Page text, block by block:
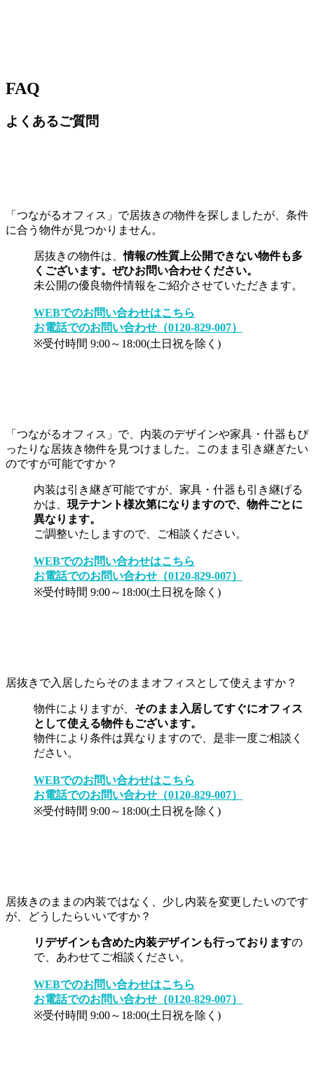
FAQ
よくあるご質問
「つながるオフィス」で居抜きの物件を探しましたが、条件
に合う物件が見つかりません。
居抜きの物件は、情報の性質上公開できない物件も多
くございます。ぜひお問い合わせください。
未公開の優良物件情報をご紹介させていただきます。
WEBでのお問い合わせはこちら
お電話でのお問い合わせ（0120-829-007）
※受付時間 9:00～18:00(土日祝を除く)
「つながるオフィス」で、内装のデザインや家具・什器もぴ
ったりな居抜き物件を見つけました。このまま引き継ぎたい
のですが可能ですか？
内装は引き継ぎ可能ですが、家具・什器も引き継げる
かは、 現テナント様次第になりますので、物件ごとに
異なります。
ご調整いたしますので、ご相談ください。
WEBでのお問い合わせはこちら
お電話でのお問い合わせ（0120-829-007）
※受付時間 9:00～18:00(土日祝を除く)
居抜きで入居したらそのままオフィスとして使えますか？
物件によりますが、 そのまま入居してすぐにオフィス
として使える物件もございます。
物件により条件は異なりますので、是非一度ご相談く
ださい。
WEBでのお問い合わせはこちら
お電話でのお問い合わせ（0120-829-007）
※受付時間 9:00～18:00(土日祝を除く)
居抜きのままの内装ではなく、少し内装を変更したいのです
が、どうしたらいいですか？
リデザインも含めた内装デザインも行っておりますの
で、あわせてご相談ください。
WEBでのお問い合わせはこちら
お電話でのお問い合わせ（0120-829-007）
※受付時間 9:00～18:00(土日祝を除く)